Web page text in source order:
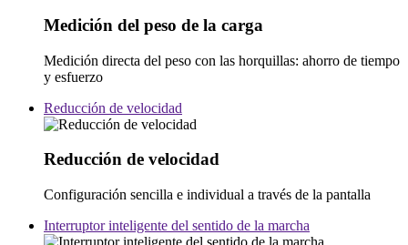
Medición del peso de la carga
Medición directa del peso con las horquillas: ahorro de tiempo
y esfuerzo
Reducción de velocidad
Reducción de velocidad
Configuración sencilla e individual a través de la pantalla
Interruptor inteligente del sentido de la marcha